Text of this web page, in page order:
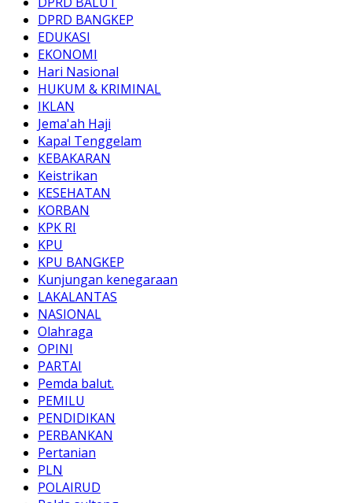
DPRD BANGKEP
EDUKASI
EKONOMI
Hari Nasional
HUKUM & KRIMINAL
IKLAN
Jema'ah Haji
Kapal Tenggelam
KEBAKARAN
Keistrikan
KESEHATAN
KORBAN
KPK RI
KPU
KPU BANGKEP
Kunjungan kenegaraan
LAKALANTAS
NASIONAL
Olahraga
OPINI
PARTAI
Pemda balut.
PEMILU
PENDIDIKAN
PERBANKAN
Pertanian
PLN
POLAIRUD